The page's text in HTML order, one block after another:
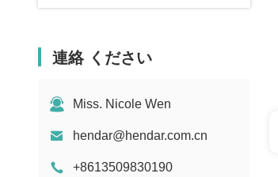
連絡 ください
Miss. Nicole Wen
hendar@hendar.com.cn
+8613509830190